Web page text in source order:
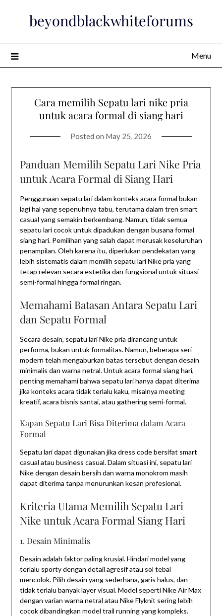
beyondblackwhiteforums
Menu
Cara memilih Sepatu lari nike pria
untuk acara formal di siang hari
Posted on May 25, 2026
Panduan Memilih Sepatu Lari Nike Pria
untuk Acara Formal di Siang Hari
Penggunaan sepatu lari dalam konteks acara formal bukan
lagi hal yang sepenuhnya tabu, terutama dalam tren smart
casual yang semakin berkembang. Namun, tidak semua
sepatu lari cocok untuk dipadukan dengan busana formal
siang hari. Pemilihan yang salah dapat merusak keseluruhan
penampilan. Oleh karena itu, diperlukan pendekatan yang
lebih sistematis dalam memilih sepatu lari Nike pria yang
tetap relevan secara estetika dan fungsional untuk situasi
semi-formal hingga formal ringan.
Memahami Batasan Antara Sepatu Lari
dan Sepatu Formal
Secara desain, sepatu lari Nike pria dirancang untuk
performa, bukan untuk formalitas. Namun, beberapa seri
modern telah mengaburkan batas tersebut dengan desain
minimalis dan warna netral. Untuk acara formal siang hari,
penting memahami bahwa sepatu lari hanya dapat diterima
jika konteks acara tidak terlalu kaku, misalnya meeting
kreatif, acara bisnis santai, atau gathering semi-formal.
Kapan Sepatu Lari Bisa Diterima dalam Acara
Formal
Sepatu lari dapat digunakan jika dress code bersifat smart
casual atau business casual. Dalam situasi ini, sepatu lari
Nike dengan desain bersih dan warna monokrom masih
dapat diterima tanpa menurunkan kesan profesional.
Kriteria Utama Memilih Sepatu Lari
Nike untuk Acara Formal Siang Hari
1. Desain Minimalis
Desain adalah faktor paling krusial. Hindari model yang
terlalu sporty dengan detail agresif atau sol tebal
mencolok. Pilih desain yang sederhana, garis halus, dan
tidak terlalu banyak layer visual. Model seperti Nike Air Max
dengan varian warna netral atau Nike Flyknit sering lebih
cocok dibandingkan model trail running yang kompleks.